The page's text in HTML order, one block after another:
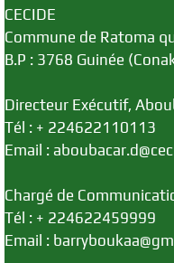
CECIDE
Commune de Ratoma
B.P : 3768 Guinée
Directeur Exécutif,
Tél : + 224622110113
Email :
Chargé de
Tél : + 224622459999
Email :